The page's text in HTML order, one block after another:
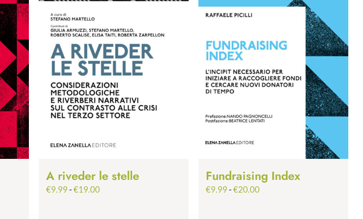
A riveder le stelle
€9.99-€19.00Fascia
Fundraising Index
€9.99-€20.00Fascia